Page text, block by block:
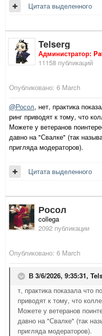
Цитата выделенного
Telserg
Администратор:
11158 публикаций
Опубликовано: 6 March
@Росол, нет, практика
ринг приводят к тому, что
Можете у ветеранов
давно на "Свалке" (так
пригляда модераторов).
Цитата выделенного
Росол
collega
2092 публикации
Опубликовано: 6 March
В 3/6/2026, 9:35:31,
т, практика показала что
приводят к тому, что
Можете у ветеранов
давно на "Свалке" (так
пригляда модераторов).